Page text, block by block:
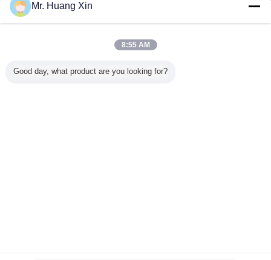
多く分極の光学顕微鏡
Mr. Huang Xin
8:55 AM
Good day, what product are you looking for?